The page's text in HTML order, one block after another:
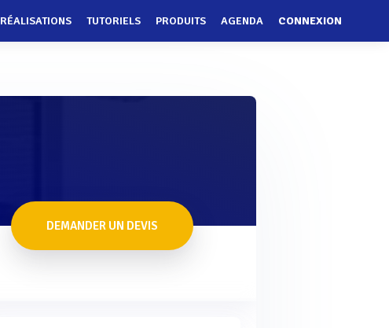
RÉALISATIONS TUTORIELS PRODUITS AGENDA CONNEXION
DEMANDER UN DEVIS